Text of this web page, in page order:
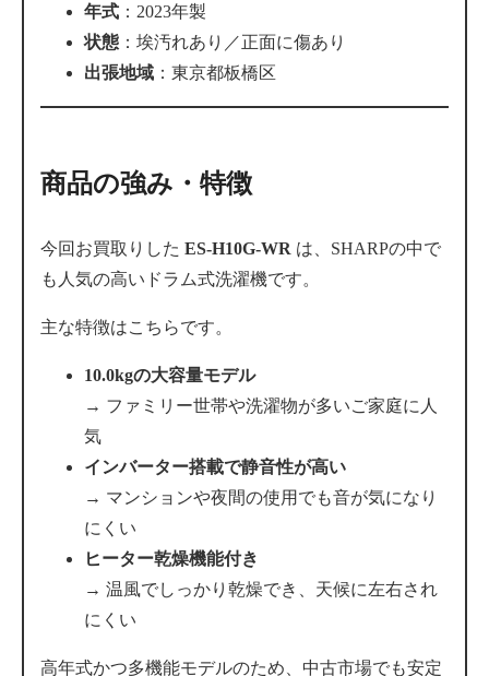
年式 ：2023年製
状態 ：埃汚れあり／正面に傷あり
出張地域 ：東京都板橋区
商品の強み・特徴
今回お買取りした ES-H10G-WR は、SHARPの中で
も人気の高いドラム式洗濯機です。
主な特徴はこちらです。
10.0kgの大容量モデル
→ ファミリー世帯や洗濯物が多いご家庭に人
気
インバーター搭載で静音性が高い
→ マンションや夜間の使用でも音が気になり
にくい
ヒーター乾燥機能付き
→ 温風でしっかり乾燥でき、天候に左右され
にくい
高年式かつ多機能モデルのため、中古市場でも安定